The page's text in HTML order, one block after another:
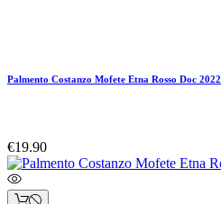
Palmento Costanzo Mofete Etna Rosso Doc 2022
€19.90